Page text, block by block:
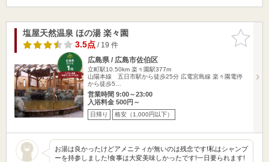
お気に入
りに追加
塩屋天然温泉 ほの湯 楽々園
3.5点/ 19 件
広島県 / 広島市佐伯区
立町駅10.50km 楽々園駅377m
山陽本線 五日市駅から徒歩25分 広電宮島線 楽々園電停
から徒歩5…
営業時間 9:00～23:00
入浴料金 500円～
日帰り 格安（1,000円以下）
お湯は良かったけどアメニティが無いのは残念です!私はシャンプ
ーを持参しました!食事は大変美味しかったです!一日要られます!